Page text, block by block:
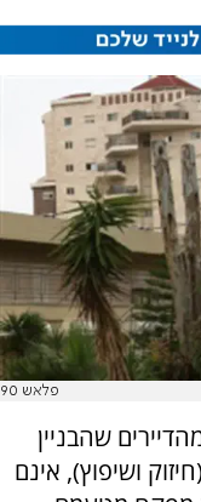
פלאש 90
שהבניין
שלהם מתאים לפרויקט תמ"א 38/1 (חיזוק ושיפוץ), אינם